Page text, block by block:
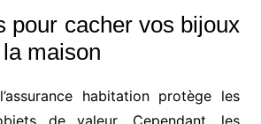
pour cacher vos bijoux
maison
habitation protège les